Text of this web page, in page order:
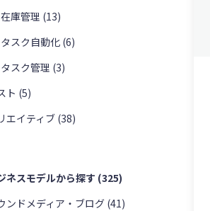
在庫管理 (13)
タスク自動化 (6)
タスク管理 (3)
ト (5)
エイティブ (38)
ネスモデルから探す (325)
ンドメディア・ブログ (41)